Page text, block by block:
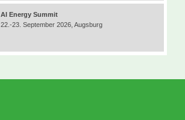
AI Energy Summit
22.-23. September 2026, Augsburg